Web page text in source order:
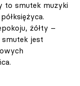
to smutek muzyki
żółty –
smutek jest